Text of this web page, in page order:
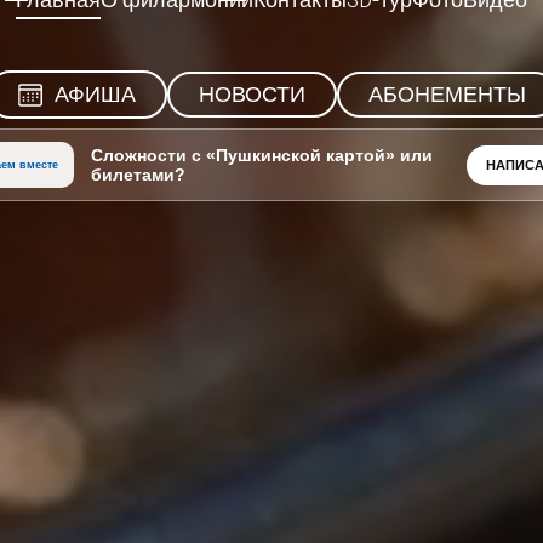
АФИША НОВОСТИ АБОНЕМЕНТЫ
вместе
Сложности с «Пушкинской картой» или
билетами?